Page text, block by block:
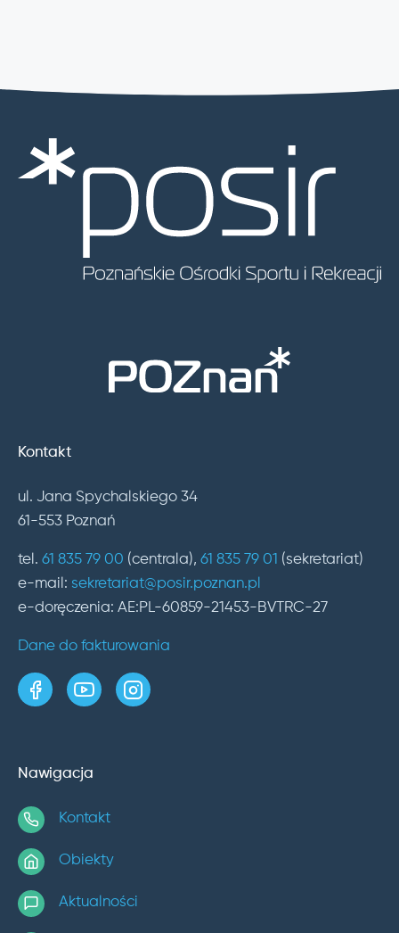
Kontakt
ul. Jana Spychalskiego 34
61-553 Poznań
tel. 61 835 79 00 (centrala), 61 835 79 01 (sekretariat)
e-mail: sekretariat@posir.poznan.pl
e-doręczenia: AE:PL-60859-21453-BVTRC-27
Dane do fakturowania
strona w serwisie Facebook
kanał w serwisie YouTube
profil w serwisie Instagram
Nawigacja
Kontakt
Obiekty
Aktualności